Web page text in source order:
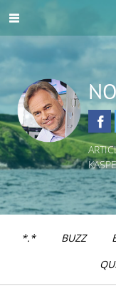
*.* BUZZ